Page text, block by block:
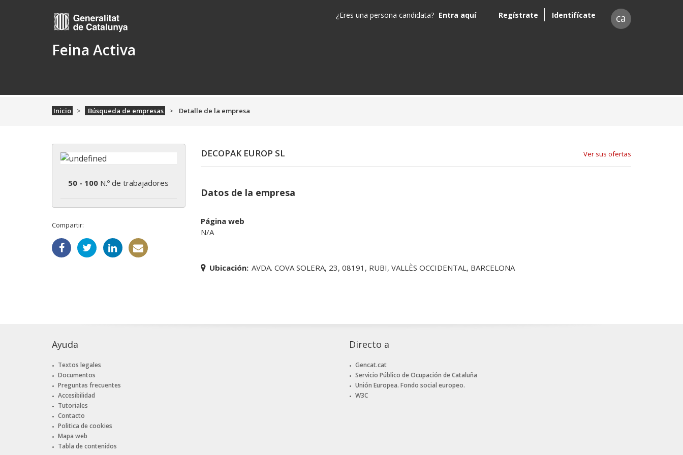
Feina Activa
¿Eres una persona candidata? Entra aquí Regístrate Identifícate ca
Inicio Búsqueda de empresas Detalle de la empresa
50 - 100 N.º de trabajadores
Compartir:
DECOPAK EUROP SL Ver sus ofertas
Datos de la empresa
Página web
N/A
Ubicación: AVDA. COVA SOLERA, 23, 08191, RUBI, VALLÈS OCCIDENTAL, BARCELONA
Ayuda
Textos legales
Documentos
Preguntas frecuentes
Accesibilidad
Tutoriales
Contacto
Politica de cookies
Mapa web
Tabla de contenidos
Directo a
Gencat.cat
Servicio Público de Ocupación de Cataluña
Unión Europea. Fondo social europeo.
W3C